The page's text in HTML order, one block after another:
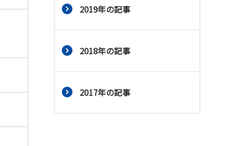
2019年の記事
2018年の記事
2017年の記事